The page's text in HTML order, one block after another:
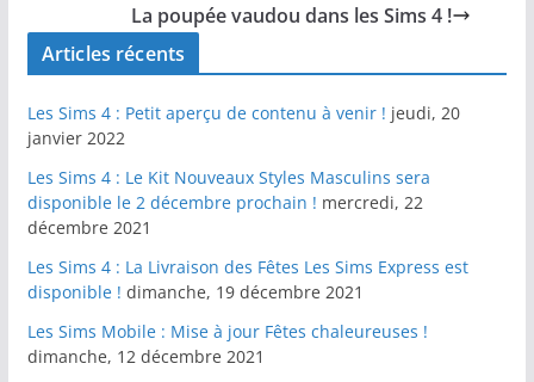
La poupée vaudou dans les Sims 4 !
Articles récents
Les Sims 4 : Petit aperçu de contenu à venir ! jeudi, 20
janvier 2022
Les Sims 4 : Le Kit Nouveaux Styles Masculins sera
disponible le 2 décembre prochain ! mercredi, 22
décembre 2021
Les Sims 4 : La Livraison des Fêtes Les Sims Express est
disponible ! dimanche, 19 décembre 2021
Les Sims Mobile : Mise à jour Fêtes chaleureuses !
dimanche, 12 décembre 2021